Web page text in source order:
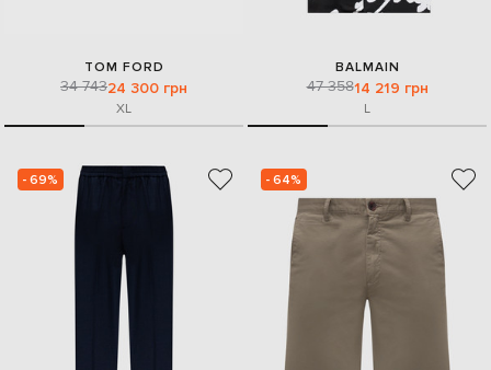
TOM FORD
34 74324 300 грн
XL
BALMAIN
47 35814 219 грн
L
- 69% - 64%